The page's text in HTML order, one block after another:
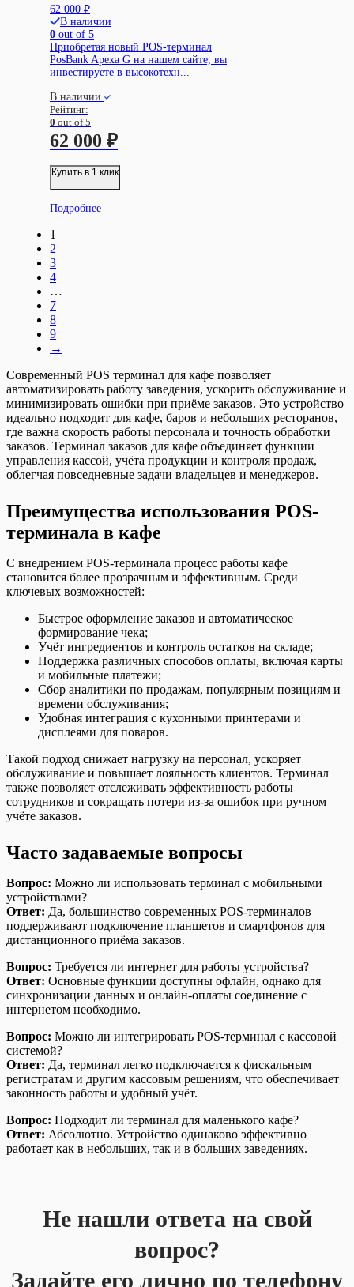
62 000 ₽
В наличии
0 out of 5
Приобретая новый POS-терминал
PosBank Apexa G на нашем сайте, вы
инвестируете в высокотехн...
В наличии
Рейтинг:
0 out of 5
62 000 ₽
Купить в 1 клик
Подробнее
1
2
3
4
…
7
8
9
→
Современный POS терминал для кафе позволяет
автоматизировать работу заведения, ускорить обслуживание и
минимизировать ошибки при приёме заказов. Это устройство
идеально подходит для кафе, баров и небольших ресторанов,
где важна скорость работы персонала и точность обработки
заказов. Терминал заказов для кафе объединяет функции
управления кассой, учёта продукции и контроля продаж,
облегчая повседневные задачи владельцев и менеджеров.
Преимущества использования POS-
терминала в кафе
С внедрением POS-терминала процесс работы кафе
становится более прозрачным и эффективным. Среди
ключевых возможностей:
Быстрое оформление заказов и автоматическое
формирование чека;
Учёт ингредиентов и контроль остатков на складе;
Поддержка различных способов оплаты, включая карты
и мобильные платежи;
Сбор аналитики по продажам, популярным позициям и
времени обслуживания;
Удобная интеграция с кухонными принтерами и
дисплеями для поваров.
Такой подход снижает нагрузку на персонал, ускоряет
обслуживание и повышает лояльность клиентов. Терминал
также позволяет отслеживать эффективность работы
сотрудников и сокращать потери из-за ошибок при ручном
учёте заказов.
Часто задаваемые вопросы
Вопрос: Можно ли использовать терминал с мобильными
устройствами?
Ответ: Да, большинство современных POS-терминалов
поддерживают подключение планшетов и смартфонов для
дистанционного приёма заказов.
Вопрос: Требуется ли интернет для работы устройства?
Ответ: Основные функции доступны офлайн, однако для
синхронизации данных и онлайн-оплаты соединение с
интернетом необходимо.
Вопрос: Можно ли интегрировать POS-терминал с кассовой
системой?
Ответ: Да, терминал легко подключается к фискальным
регистратам и другим кассовым решениям, что обеспечивает
законность работы и удобный учёт.
Вопрос: Подходит ли терминал для маленького кафе?
Ответ: Абсолютно. Устройство одинаково эффективно
работает как в небольших, так и в больших заведениях.
Не нашли ответа на свой
вопрос?
Задайте его лично по телефону